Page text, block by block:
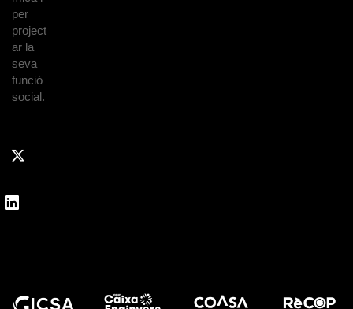
per
project
ar la
seva
funció
social.